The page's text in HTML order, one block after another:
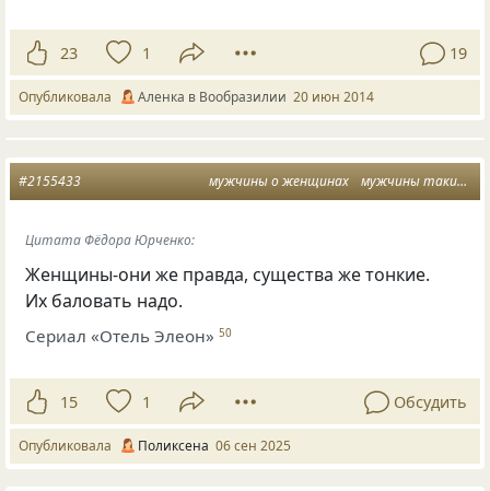
23 1 19
Опубликовала Аленка в Вообразилии 20 июн 2014
мужчины о женщинах мужчины такие мужчины
#2155433
Цитата Фёдора Юрченко:
Женщины-они же правда, существа же тонкие.
Их баловать надо.
Сериал «Отель Элеон» 50
15 1 Обсудить
Опубликовала Поликсена 06 сен 2025